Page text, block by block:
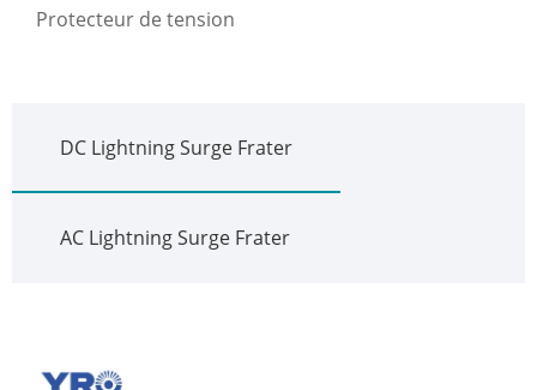
Protecteur de tension
DC Lightning Surge Frater
AC Lightning Surge Frater